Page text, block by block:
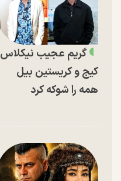
گریم عجیب نیکلاس
کیج و کریستین بیل
همه را شوکه کرد